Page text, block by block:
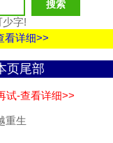
少字!
看详细>>
页尾部
试-查看详细>>
重生